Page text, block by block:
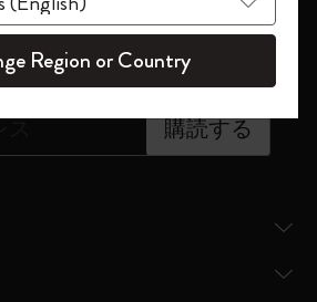
購読する
ス
すぐ会員登録 !
Region or Country